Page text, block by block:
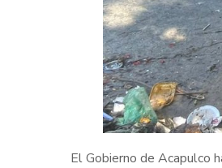
El Gobierno de Acapulco